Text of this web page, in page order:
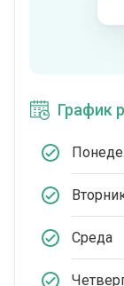
График
Среда